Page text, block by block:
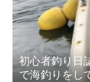
初心者釣り日
で海釣りをし